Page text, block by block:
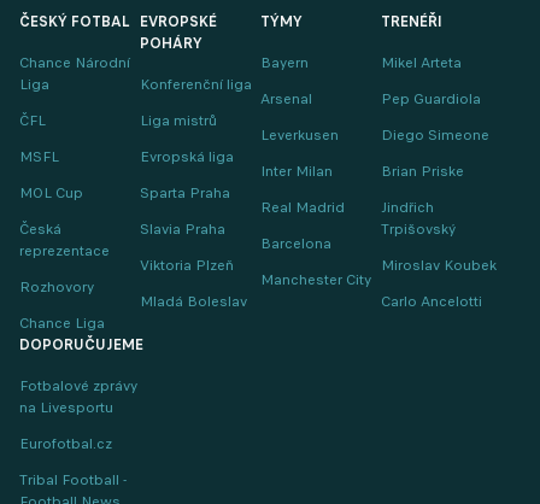
ČESKÝ FOTBAL
Chance Národní
Liga
ČFL
MSFL
MOL Cup
Česká
reprezentace
Rozhovory
Chance Liga
EVROPSKÉ
POHÁRY
Konferenční liga
Liga mistrů
Evropská liga
Sparta Praha
Slavia Praha
Viktoria Plzeň
Mladá Boleslav
TÝMY
Bayern
Arsenal
Leverkusen
Inter Milan
Real Madrid
Barcelona
Manchester City
TRENÉŘI
Mikel Arteta
Pep Guardiola
Diego Simeone
Brian Priske
Jindřich
Trpišovský
Miroslav Koubek
Carlo Ancelotti
DOPORUČUJEME
Fotbalové zprávy
na Livesportu
Eurofotbal.cz
Tribal Football -